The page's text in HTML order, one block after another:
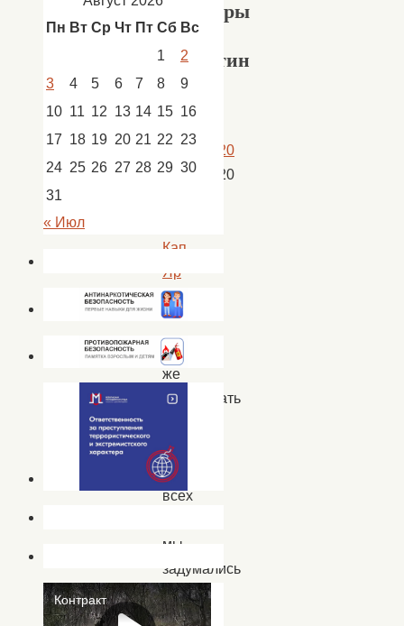
культуры
с.
Капустин
Яр.
26.02.2020
26.02.2020
Кап.
Яр
Чем
же
порадовать
дедушек
и
всех
мы
задумались
задолго
до
Пн Вт Ср Чт Пт Сб Вс
1
2
3
4 5 6 7 8
9
10 11 12 13 14 15 16
17 18 19 20 21 22 23
24 25 26 27 28 29 30
31
« Июл